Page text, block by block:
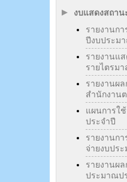
งบแสดงสถาน
รายงานกา
ปีงบประม
รายงานแ
รายไตรมา
รายงานผ
สำนักงาน
แผนการใ
ประจำปี
รายงานก
จ่ายงบปร
รายงานผ
ประมาณป